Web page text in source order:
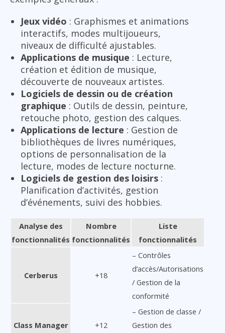
Jeux vidéo : Graphismes et animations
interactifs, modes multijoueurs,
niveaux de difficulté ajustables.
Applications de musique : Lecture,
création et édition de musique,
découverte de nouveaux artistes.
Logiciels de dessin ou de création
graphique : Outils de dessin, peinture,
retouche photo, gestion des calques.
Applications de lecture : Gestion de
bibliothèques de livres numériques,
options de personnalisation de la
lecture, modes de lecture nocturne.
Logiciels de gestion des loisirs :
Planification d’activités, gestion
d’événements, suivi des hobbies.
Analyse des
fonctionnalités
Nombre
fonctionnalités
Liste
fonctionnalités
Cerberus +18
– Contrôles
d’accès/Autorisations
/ Gestion de la
conformité
Class Manager +12
– Gestion de classe /
Gestion des